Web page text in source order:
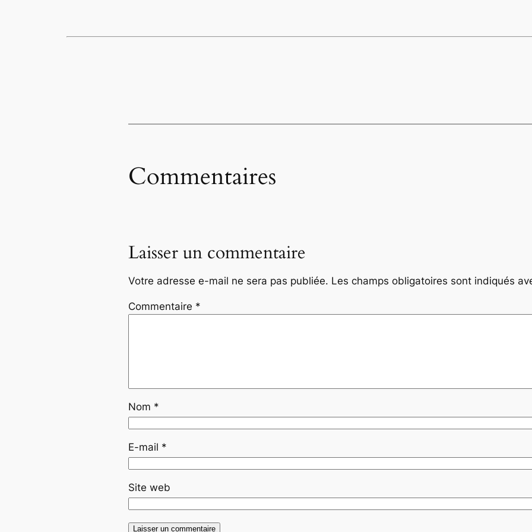
Commentaires
Laisser un commentaire
Votre adresse e-mail ne sera pas publiée. Les champs obligatoires sont indiqués
Commentaire *
Nom *
E-mail *
Site web